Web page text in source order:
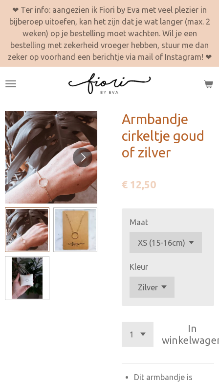
Ga
direct
de
hoofdinhoud
❤ Ter info: aangezien ik Fiori by Eva met veel plezier in
bijberoep uitoefen, kan het zijn dat je wat langer (max. 2
weken) op je bestelling moet wachten. Wil je een
bestelling met zekerheid vroeger hebben, stuur me dan
zeker op voorhand een berichtje via mail of Instagram! ❤
Armbandje
cirkeltje goud
of zilver
€ 12,50
Maat
Kleur
In
Dit armbandje is